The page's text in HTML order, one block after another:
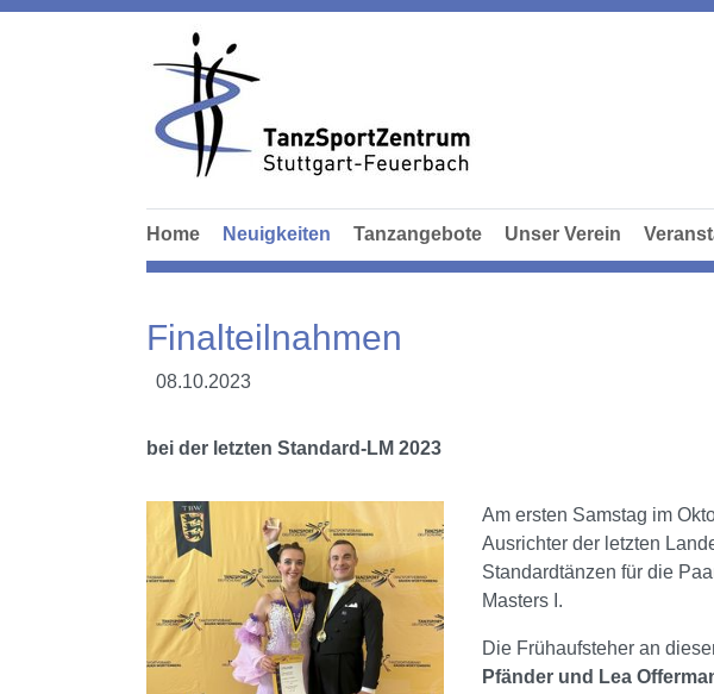
Home Neuigkeiten Tanzangebote Unser Verein
Finalteilnahmen
08.10.2023
bei der letzten Standard-LM 2023
Am ersten Samstag im
Ausrichter der letzten
Standardtänzen für die
Masters I.
Die Frühaufsteher an
Pfänder und Lea